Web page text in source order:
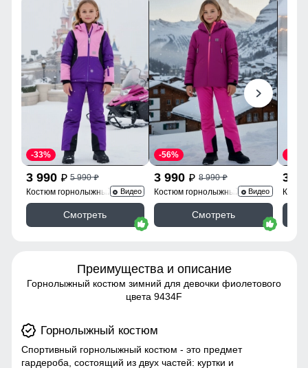
3 990 p 5 990p
-33%
Костюм горнолыжный 9316F
Видео
Смотреть
3 990 p 8 990p
-56%
Костюм горнолыжный 9420M
Видео
Смотреть
3
Преимущества и описание
Горнолыжный костюм зимний для девочки фиолетового
цвета 9434F
Горнолыжный костюм
Спортивный горнолыжный костюм - это предмет
гардероба, состоящий из двух частей: куртки и